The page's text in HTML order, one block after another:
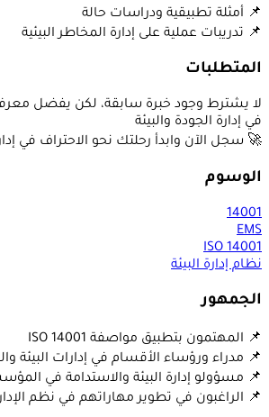
📌 أمثلة تطبيقية ودراسات حالة
📌 تدريبات عملية على إدارة المخاطر البيئية
المتطلبات
لا يشترط وجود خبرة سابقة، لكن يفضل
في إدارة الجودة والبيئة
🚀 سجل الآن وابدأ رحلتك نحو الاحتراف في
الوسوم
14001
EMS
ISO 14001
نظام إدارة البيئة
الجمهور
📌 المهتمون بتطبيق مواصفة ISO 14001
📌 مدراء ورؤساء الأقسام في إدارات البيئة
📌 مسؤولو إدارة البيئة والاستدامة في
📌 الراغبون في تطوير مهاراتهم في نظم